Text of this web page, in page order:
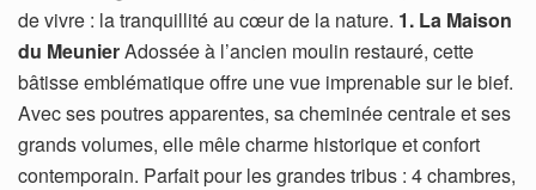
de vivre : la tranquillité au cœur de la nature. 1. La Maison
du MeunierAdossée à l’ancien moulin restauré, cette
bâtisse emblématique offre une vue imprenable sur le bief.
Avec ses poutres apparentes, sa cheminée centrale et ses
grands volumes, elle mêle charme historique et confort
contemporain. Parfait pour les grandes tribus : 4 chambres,